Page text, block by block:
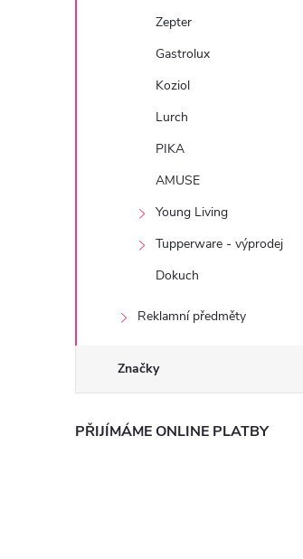
Zepter
Gastrolux
Koziol
Lurch
PIKA
AMUSE
Young Living
Tupperware - výprodej
Dokuch
Reklamní předměty
Značky
PŘIJÍMÁME ONLINE PLATBY